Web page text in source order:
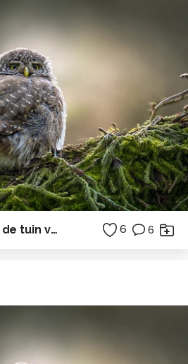
Oranjerie gebouw in de tuin van Kasteel Terworm 6 6